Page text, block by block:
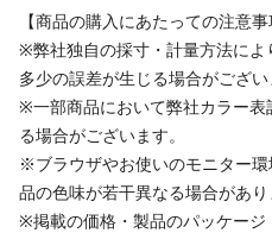
【商品の購入にあたっての注意事
※弊社独自の採寸・計量方法によ
多少の誤差が生じる場合がござい
※一部商品において弊社カラー表
る場合がございます。
※ブラウザやお使いのモニター
品の色味が若干異なる場合があり
※掲載の価格・製品のパッケー